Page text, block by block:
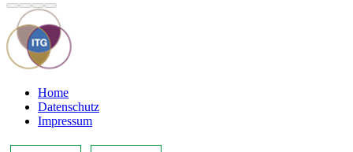
Home
Datenschutz
Impressum